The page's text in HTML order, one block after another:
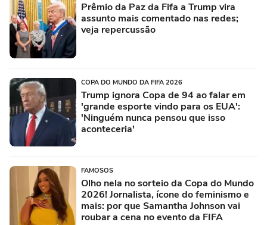
Prêmio da Paz da Fifa a Trump vira
assunto mais comentado nas redes;
veja repercussão
COPA DO MUNDO DA FIFA 2026
Trump ignora Copa de 94 ao falar em
'grande esporte vindo para os EUA':
'Ninguém nunca pensou que isso
aconteceria'
FAMOSOS
Olho nela no sorteio da Copa do Mundo
2026! Jornalista, ícone do feminismo e
mais: por que Samantha Johnson vai
roubar a cena no evento da FIFA